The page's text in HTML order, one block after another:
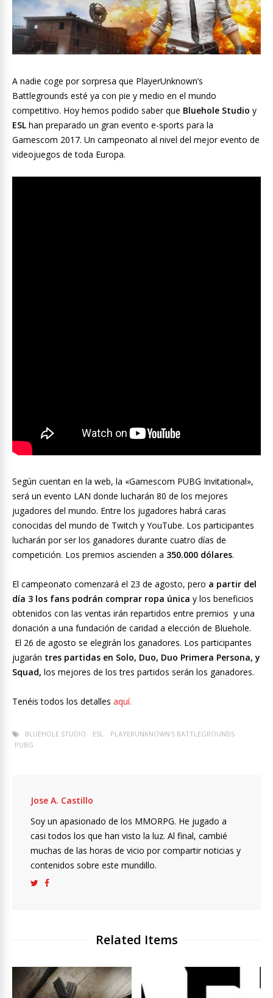
A nadie coge por sorpresa que PlayerUnknown’s
Battlegrounds esté ya con pie y medio en el mundo
competitivo. Hoy hemos podido saber que Bluehole Studio y
ESL han preparado un gran evento e-sports para la
Gamescom 2017. Un campeonato al nivel del mejor evento de
videojuegos de toda Europa.
Según cuentan en la web, la «Gamescom PUBG Invitational»,
será un evento LAN donde lucharán 80 de los mejores
jugadores del mundo. Entre los jugadores habrá caras
conocidas del mundo de Twitch y YouTube. Los participantes
lucharán por ser los ganadores durante cuatro días de
competición. Los premios ascienden a 350.000 dólares.
El campeonato comenzará el 23 de agosto, pero a partir del
día 3 los fans podrán comprar ropa única y los beneficios
obtenidos con las ventas irán repartidos entre premios y una
donación a una fundación de caridad a elección de Bluehole.
El 26 de agosto se elegirán los ganadores. Los participantes
jugarán tres partidas en Solo, Duo, Duo Primera Persona, y
Squad, los mejores de los tres partidos serán los ganadores.
Tenéis todos los detalles aquí.
BLUEHOLE STUDIO ESL
PLAYERUNKNOWN'S BATTLEGROUNDS
PUBG
Jose A. Castillo
Soy un apasionado de los MMORPG. He jugado a
casi todos los que han visto la luz. Al final, cambié
muchas de las horas de vicio por compartir noticias y
contenidos sobre este mundillo.
Related Items